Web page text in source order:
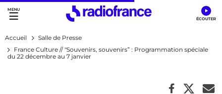
Accès direct :
Menu principal
Contenu
Accueil
Salle de Presse
France Culture // "Souvenirs, souvenirs” : Programmation spéciale
du 22 décembre au 7 janvier